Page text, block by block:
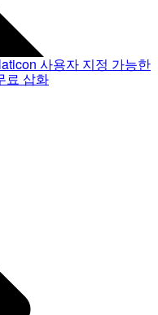
사용자 지정 가능한
료 삽화